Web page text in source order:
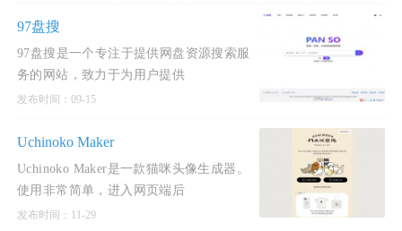
97盘搜
97盘搜是一个专注于提供网盘资源搜索服
务的网站，致力于为用户提供
发布时间：09-15
Uchinoko Maker
Uchinoko Maker是一款猫咪头像生成器。
使用非常简单，进入网页端后
发布时间：11-29